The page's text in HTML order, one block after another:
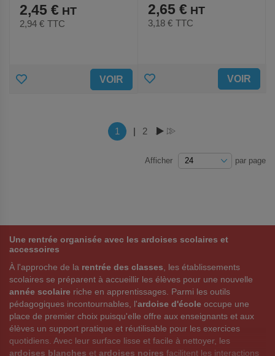
2,45 €
2,94 € TTC
AJOUTER VOIR
2,65 €
3,18 € TTC
AJOUTER VOIR
PageVous lisez actuellement la page
1 | Page
2
Afficher par page
Une rentrée organisée avec les ardoises scolaires et
accessoires
À l'approche de la rentrée des classes , les établissements
scolaires se préparent à accueillir les élèves pour une nouvelle
année scolaire riche en apprentissages. Parmi les outils
pédagogiques incontournables, l'ardoise d'école occupe une
place de premier choix puisqu'elle offre aux enseignants et aux
élèves un support pratique et réutilisable pour les exercices
quotidiens. Avec leur surface lisse et facile à nettoyer, les
ardoises blanches et ardoises noires facilitent les interactions